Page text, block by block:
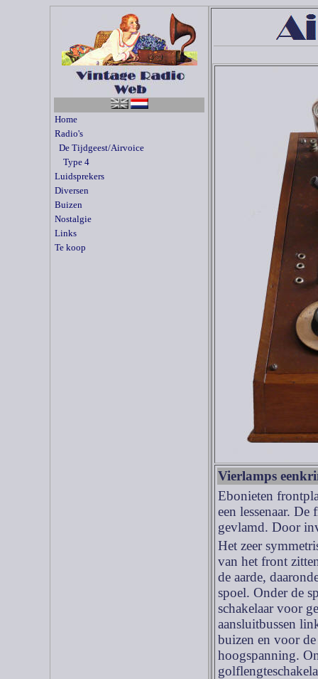
Home
Radio's
De Tijdgeest/Airvoice
Type 4
Luidsprekers
Diversen
Buizen
Nostalgie
Links
Te koop
Vierlamps
Ebonieten
een lessenaar.
gevlamd. Door
Het zeer
van het front
de aarde,
spoel. Onder de
schakelaar voor
aansluitbussen
buizen en voor
hoogspanning.